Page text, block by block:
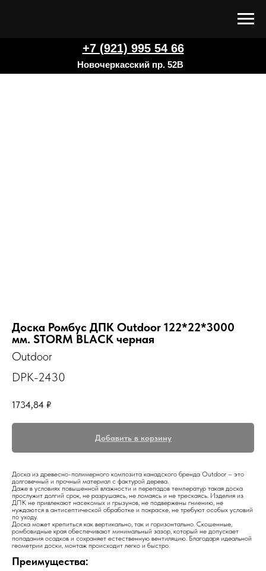
+7 (921) 995 54 66
Новочеркасский пр. 52В
Доска Ромбус ДПК Outdoor 122*22*3000
мм. STORM BLACK черная
Outdoor
DPK-2430
1734,84 ₽
Добавить в корзину
Доска из древесно-полимерного композита канадского бренда Outdoor – это
долговечный и прочный материал с фактурой дерева.
Даже в условиях повышенной влажности и перепадов температур такая доска
прослужит долгий срок, не разрушаясь, не ломаясь и не трескаясь. Изделия из
ДПК не привлекают насекомых и грызунов, не подвержены гниению, не
нуждаются в антисептической обработке и покраске, не требуют особых условий
по уходу.
Доска может крепиться как вертикально, так и горизонтально. Скошенные,
ромбовидные края обеспечивают минимальный зазор, который не допускает
попадания осадков и сохраняет естественную вентиляцию. Благодаря идеальной
геометрии доски, монтаж происходит легко и быстро.
Преимущества: